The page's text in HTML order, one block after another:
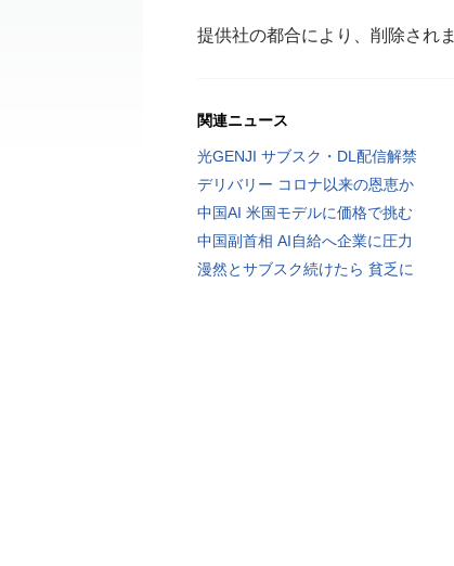
提供社の都合により、削除されま
関連ニュース
光GENJI サブスク・DL配信解禁
デリバリー コロナ以来の恩恵か
中国AI 米国モデルに価格で挑む
中国副首相 AI自給へ企業に圧力
漫然とサブスク続けたら 貧乏に